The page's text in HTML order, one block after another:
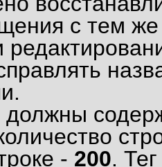
с тем
должны
- 200.